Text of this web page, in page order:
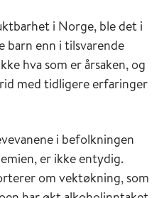
i Norge, ble det i
enn i tilsvarende
hva som er årsaken, og
med tidligere erfaringer
i befolkningen
er ikke entydig.
om vektøkning, som